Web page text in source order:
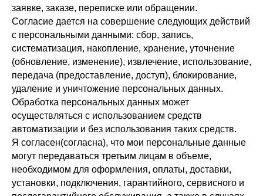
заявке, заказе, переписке или обращении.
Согласие дается на совершение следующих действий
с персональными данными: сбор, запись,
систематизация, накопление, хранение, уточнение
(обновление, изменение), извлечение, использование,
передача (предоставление, доступ), блокирование,
удаление и уничтожение персональных данных.
Обработка персональных данных может
осуществляться с использованием средств
автоматизации и без использования таких средств.
Я согласен(согласна), что мои персональные данные
могут передаваться третьим лицам в объеме,
необходимом для оформления, оплаты, доставки,
установки, подключения, гарантийного, сервисного и